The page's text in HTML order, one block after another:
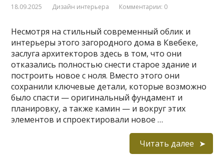
18.09.2025 Дизайн интерьера Комментарии: 0
Несмотря на стильный современный облик и
интерьеры этого загородного дома в Квебеке,
заслуга архитекторов здесь в том, что они
отказались полностью снести старое здание и
построить новое с ноля. Вместо этого они
сохранили ключевые детали, которые возможно
было спасти — оригинальный фундамент и
планировку, а также камин — и вокруг этих
элементов и спроектировали новое …
Читать далее